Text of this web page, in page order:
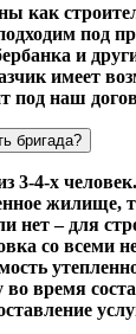
как
под
и
имеет
под наш
бригада?
3-4-х
жилище,
нет – для
со всеми
время